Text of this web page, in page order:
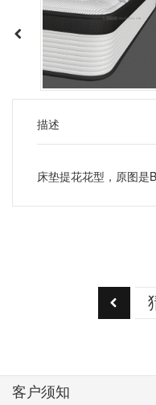
描述
床垫提花花型，原图是
客户须知